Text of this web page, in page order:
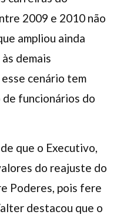
2009 e 2010 não
ampliou ainda
demais
cenário tem
funcionários do
que o Executivo,
do reajuste do
Poderes, pois fere
destacou que o